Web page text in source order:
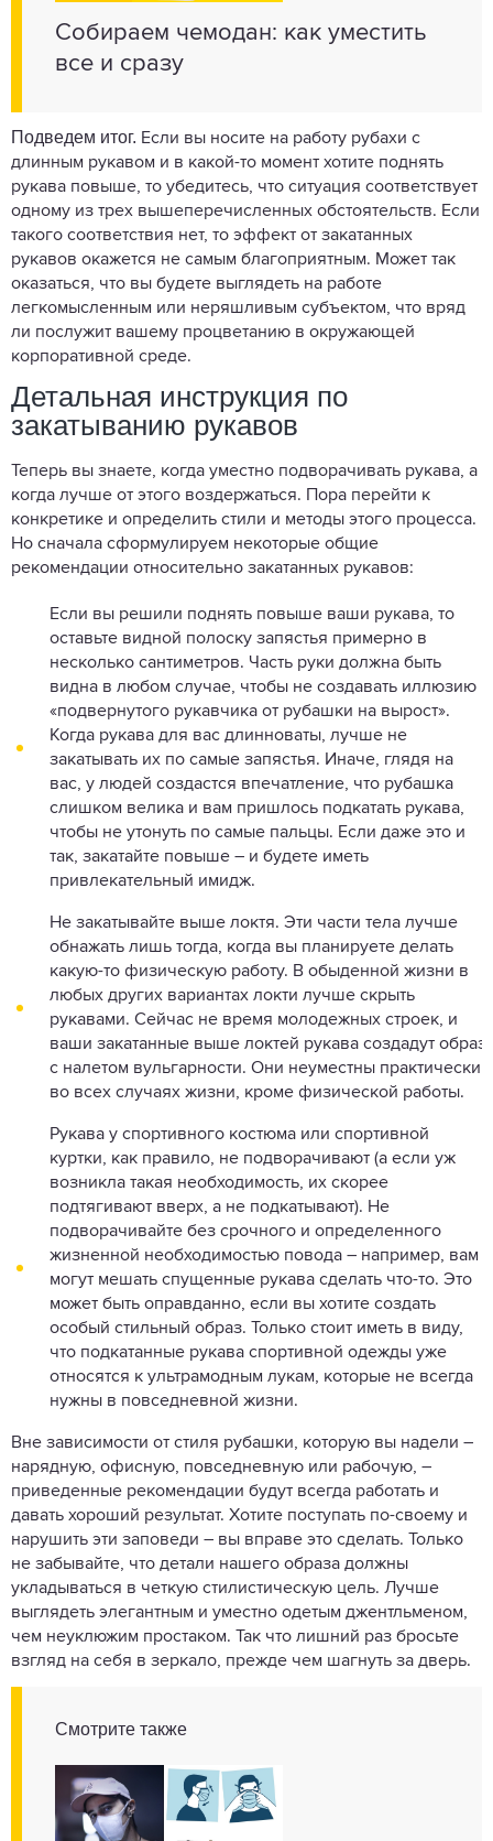
Собираем чемодан: как уместить
все и сразу
Подведем итог. Если вы носите на работу рубахи с
длинным рукавом и в какой-то момент хотите поднять
рукава повыше, то убедитесь, что ситуация соответствует
одному из трех вышеперечисленных обстоятельств. Если
такого соответствия нет, то эффект от закатанных
рукавов окажется не самым благоприятным. Может так
оказаться, что вы будете выглядеть на работе
легкомысленным или неряшливым субъектом, что вряд
ли послужит вашему процветанию в окружающей
корпоративной среде.
Детальная инструкция по
закатыванию рукавов
Теперь вы знаете, когда уместно подворачивать рукава, а
когда лучше от этого воздержаться. Пора перейти к
конкретике и определить стили и методы этого процесса.
Но сначала сформулируем некоторые общие
рекомендации относительно закатанных рукавов:
Если вы решили поднять повыше ваши рукава, то
оставьте видной полоску запястья примерно в
несколько сантиметров. Часть руки должна быть
видна в любом случае, чтобы не создавать иллюзию
«подвернутого рукавчика от рубашки на вырост».
Когда рукава для вас длинноваты, лучше не
закатывать их по самые запястья. Иначе, глядя на
вас, у людей создастся впечатление, что рубашка
слишком велика и вам пришлось подкатать рукава,
чтобы не утонуть по самые пальцы. Если даже это и
так, закатайте повыше – и будете иметь
привлекательный имидж.
Не закатывайте выше локтя. Эти части тела лучше
обнажать лишь тогда, когда вы планируете делать
какую-то физическую работу. В обыденной жизни в
любых других вариантах локти лучше скрыть
рукавами. Сейчас не время молодежных строек, и
ваши закатанные выше локтей рукава создадут образ
с налетом вульгарности. Они неуместны практически
во всех случаях жизни, кроме физической работы.
Рукава у спортивного костюма или спортивной
куртки, как правило, не подворачивают (а если уж
возникла такая необходимость, их скорее
подтягивают вверх, а не подкатывают). Не
подворачивайте без срочного и определенного
жизненной необходимостью повода – например, вам
могут мешать спущенные рукава сделать что-то. Это
может быть оправданно, если вы хотите создать
особый стильный образ. Только стоит иметь в виду,
что подкатанные рукава спортивной одежды уже
относятся к ультрамодным лукам, которые не всегда
нужны в повседневной жизни.
Вне зависимости от стиля рубашки, которую вы надели –
нарядную, офисную, повседневную или рабочую, –
приведенные рекомендации будут всегда работать и
давать хороший результат. Хотите поступать по-своему и
нарушить эти заповеди – вы вправе это сделать. Только
не забывайте, что детали нашего образа должны
укладываться в четкую стилистическую цель. Лучше
выглядеть элегантным и уместно одетым джентльменом,
чем неуклюжим простаком. Так что лишний раз бросьте
взгляд на себя в зеркало, прежде чем шагнуть за дверь.
Смотрите также